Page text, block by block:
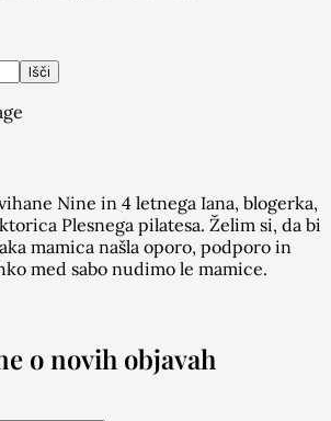
Išči
Nine in 4 letnega Iana, blogerka,
Plesnega pilatesa. Želim si, da bi
mamica našla oporo, podporo in
med sabo nudimo le mamice.
o novih objavah